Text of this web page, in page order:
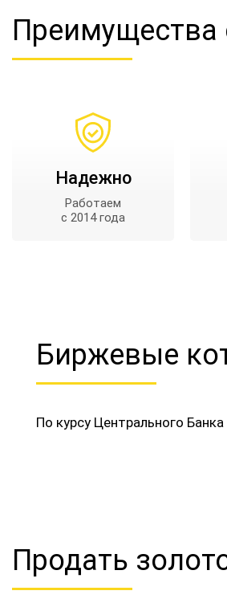
Преимущества
Надежно
Работаем
с 2014 года
Биржевые
По курсу Центрального Банка
Продать